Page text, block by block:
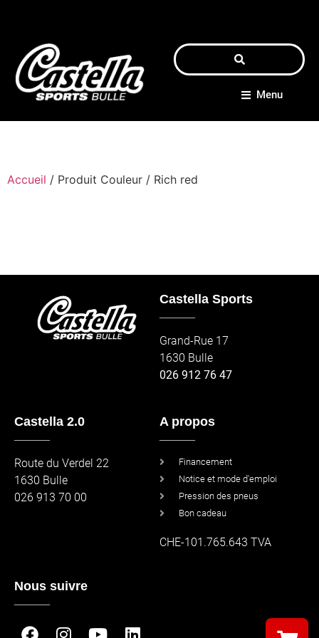
Menu
Accueil / Produit Couleur / Rich red
Castella Sports
Grand-Rue 17
1630 Bulle
026 912 76 47
Castella 2.0
Route du Verdel 22
1630 Bulle
026 913 70 00
A propos
Financement
Notice et mode d'emploi
Pression des pneus
Bon cadeau
CHE-101.765.643 TVA
Nous suivre